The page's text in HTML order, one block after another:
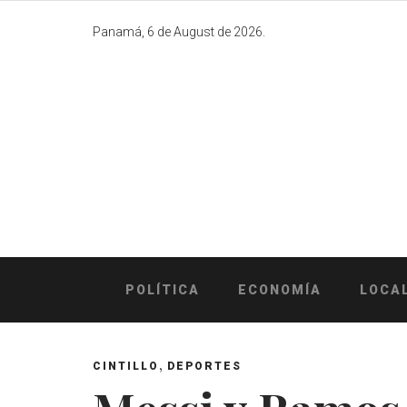
Panamá, 6 de August de 2026.
POLÍTICA ECONOMÍA
CINTILLO , DEPORTES